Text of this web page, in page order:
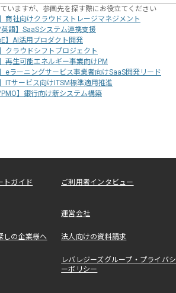
いますが、参画先を探す際にお役立てください
】商社向けクラウドストレージマネジメント
英語】SaaSシステム連携支援
】AI活用プロダクト開発
】クラウドシフトプロジェクト
】再生可能エネルギー事業向けPM
】eラーニングサービス事業者向けSaaS開発リード
】ITサービス向けITSM標準適用推進
PMO】銀行向け新システム構築
トガイド ご利用者インタビュー
運営会社
しの企業様へ 法人向けの資料請求
レバレジーズグループ・プライバシ
ーポリシー